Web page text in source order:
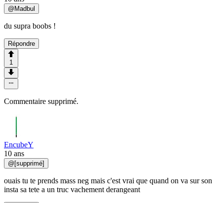
@ Madbul
du supra boobs !
Répondre
1
Commentaire supprimé.
EncubeY
10 ans
@ [supprimé]
ouais tu te prends mass neg mais c'est vrai que quand on va sur son
insta sa tete a un truc vachement derangeant